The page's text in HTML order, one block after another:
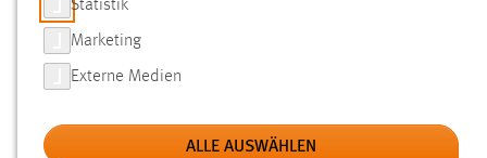
GASTVORTRAG:
RISIKOBEWIRTSCHAFTUNG IM
PORTFOLIO-MANAGEMENT
Statistik
Marketing
Externe Medien
ALLE AUSWÄHLEN